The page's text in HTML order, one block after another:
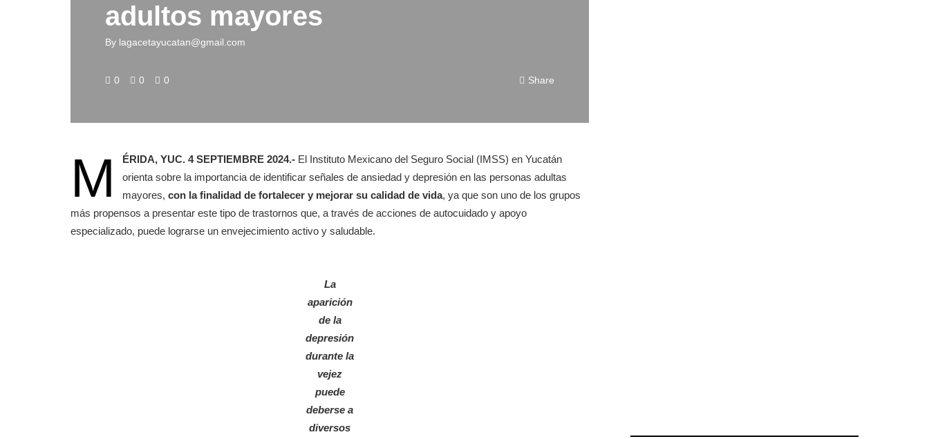
adultos mayores
By lagacetayucatan@gmail.com
0 0 0 Share
M ÉRIDA, YUC. 4 SEPTIEMBRE 2024.- El Instituto Mexicano del Seguro Social (IMSS) en Yucatán
orienta sobre la importancia de identificar señales de ansiedad y depresión en las personas adultas
mayores, con la finalidad de fortalecer y mejorar su calidad de vida, ya que son uno de los grupos
más propensos a presentar este tipo de trastornos que, a través de acciones de autocuidado y apoyo
especializado, puede lograrse un envejecimiento activo y saludable.
La
aparición
de la
depresión
durante la
vejez
puede
deberse a
diversos